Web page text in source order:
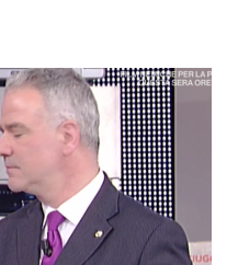
Cucina e Ricette